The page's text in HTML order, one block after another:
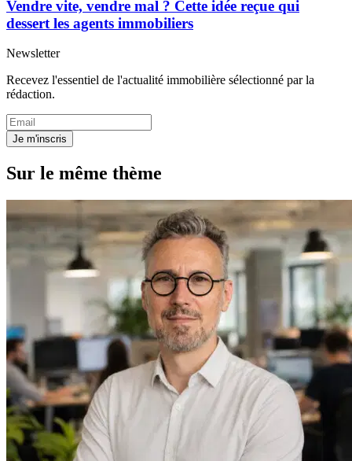
Vendre vite, vendre mal ? Cette idée reçue qui
dessert les agents immobiliers
Newsletter
Recevez l'essentiel de l'actualité immobilière sélectionné par la
rédaction.
Je m'inscris
Sur le même thème